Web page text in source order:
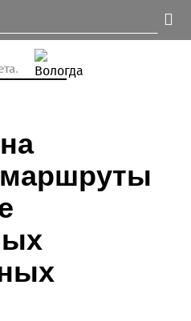
маршруты